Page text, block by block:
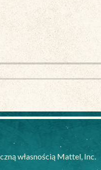
własnością Mattel, Inc.